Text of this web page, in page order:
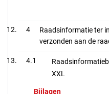
4
Raadsinformatie ter
verzonden aan de
4.1
XXL
Bijlagen